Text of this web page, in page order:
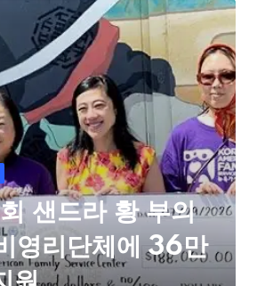
샌드라 황 부의
영리단체에 36만